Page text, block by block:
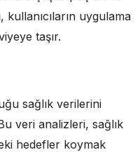
uygulama
taşır.
sağlık verilerini
veri analizleri, sağlık
hedefler koymak